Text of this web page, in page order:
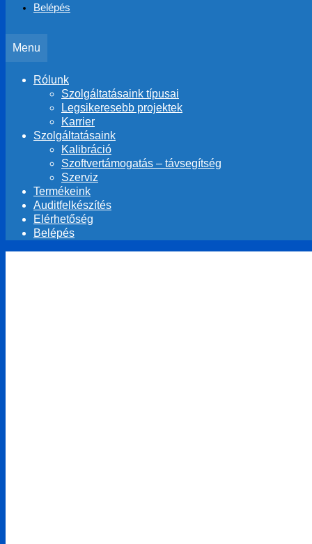
Belépés
Menu
Rólunk
Szolgáltatásaink típusai
Legsikeresebb projektek
Karrier
Szolgáltatásaink
Kalibráció
Szoftvertámogatás – távsegítség
Szerviz
Termékeink
Auditfelkészítés
Elérhetőség
Belépés